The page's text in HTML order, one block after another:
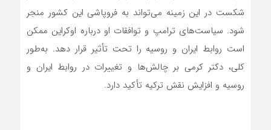
شکست در این زمینه می‌تواند به فروپاشی این کشور منجر
شود. سیاست‌های ترامپ و توافقات او درباره اوکراین ممکن
است روابط ایران و روسیه را تحت تأثیر قرار دهد. به‌طور
کلی، دکتر کرمی بر چالش‌ها و تغییرات در روابط ایران و
روسیه و افزایش نقش ترکیه تأکید دارد.